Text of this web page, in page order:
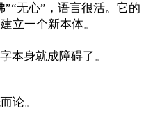
无心”，语言很活。它的
立一个新本体。
本身就成障碍了。
论。